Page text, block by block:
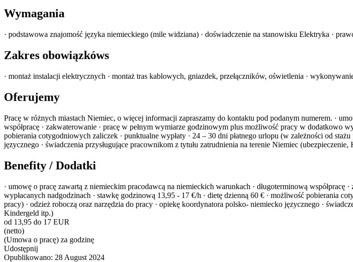
Wymagania
· podstawowa znajomość języka niemieckiego (mile widziana) · doświadczenie na stanowisku Elektryka ·
Zakres obowiązkóws
· montaż instalacji elektrycznych · montaż tras kablowych, gniazdek, przełączników, oświetlenia ·
Oferujemy
Pracę w różnych miastach Niemiec, o więcej informacji zapraszamy do kontaktu pod podanym numerem. ·
współpracę · zakwaterowanie · pracę w pełnym wymiarze godzinowym plus możliwość pracy w dodatkowo
pobierania cotygodniowych zaliczek · punktualne wypłaty · 24 – 30 dni płatnego urlopu (w zależności od
języcznego · świadczenia przysługujące pracownikom z tytułu zatrudnienia na terenie Niemiec
Benefity / Dodatki
· umowę o pracę zawartą z niemieckim pracodawcą na niemieckich warunkach · długoterminową
wypłacanych nadgodzinach · stawkę godzinową 13,95 - 17 €/h · dietę dzienną 60 € · możliwość pobierania
pracy) · odzież roboczą oraz narzędzia do pracy · opiekę koordynatora polsko- niemiecko języcznego ·
Kindergeld itp.)
od 13,95 do 17 EUR
(netto)
(Umowa o pracę) za godzinę
Udostępnij
Opublikowano: 28 August 2024